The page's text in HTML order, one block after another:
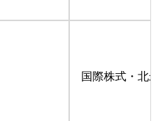
国際株式・北